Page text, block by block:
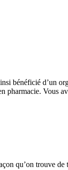
bénéficié d’un
pharmacie.
qu’on trouve